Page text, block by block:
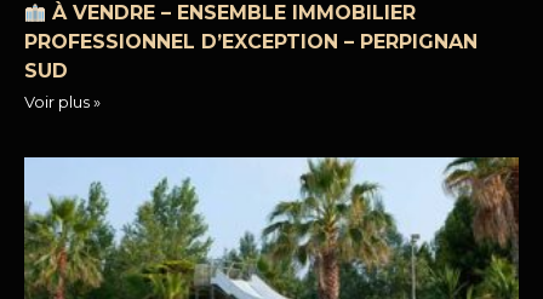
À VENDRE – ENSEMBLE IMMOBILIER
PROFESSIONNEL D’EXCEPTION – PERPIGNAN
SUD
Voir plus »